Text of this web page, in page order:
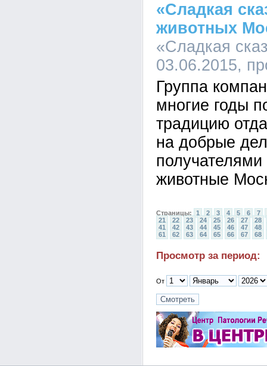
«Сладкая
животных
«Сладкая
03.06.2015,
Группа
многие годы
традицию
на добрые
животные
Страницы: 1 2 3 4 5 6
7
21
22 23 24 25 26 27
28
41
42 43 44 45 46 47
48
61
62 63 64 65 66 67 68
Просмотр за период:
От